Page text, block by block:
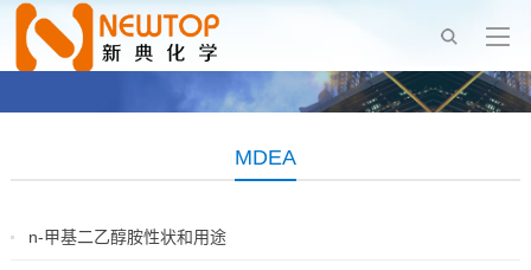
MDEA
n-甲基二乙醇胺性状和用途